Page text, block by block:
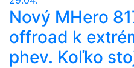
Nový MHero
offroad k
phev. Koľko